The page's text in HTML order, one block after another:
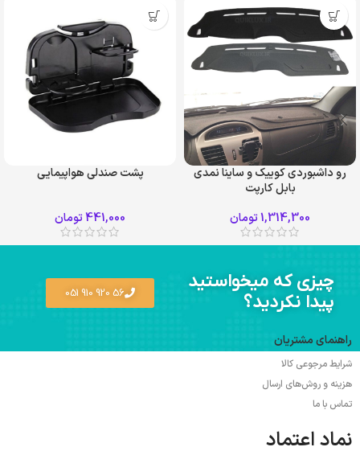
طوسی مشکی
رو داشبوردي کوييک و ساینا نمدي
بابل کارپت
1,314,300تومان
پشت صندلی هواپیمایی
441,000تومان
چیزی که میخواستید
پیدا نکردید؟
56 920 910 051
راهنمای مشتریان
شرایط مرجوعی کالا
هزینه و روش‌های ارسال
تماس با ما
نماد اعتماد